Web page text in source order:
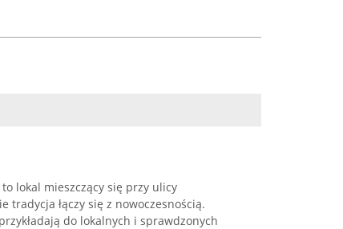
lokal mieszczący się przy ulicy
tradycja łączy się z nowoczesnością.
do lokalnych i sprawdzonych